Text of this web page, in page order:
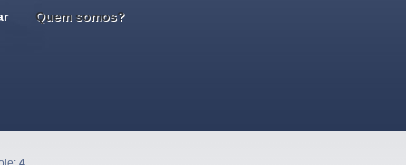
Quem somos?